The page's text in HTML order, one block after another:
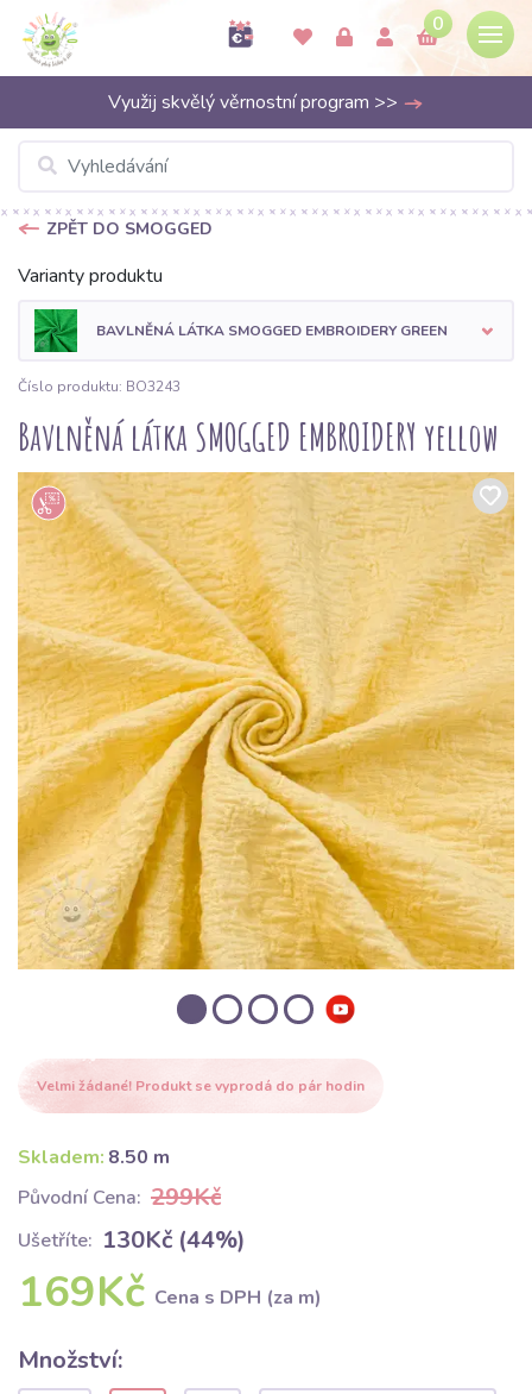
0
Využij skvělý věrnostní program >>
ZPĚT DO SMOGGED
Varianty produktu
BAVLNĚNÁ LÁTKA SMOGGED EMBROIDERY GREEN
Číslo produktu: BO3243
Bavlněná látka SMOGGED EMBROIDERY yellow
Velmi žádané! Produkt se vyprodá do pár hodin
Skladem: 8.50 m
Původní Cena: 299Kč
Ušetříte: 130Kč (44%)
169Kč Cena s DPH (za m)
Množství: